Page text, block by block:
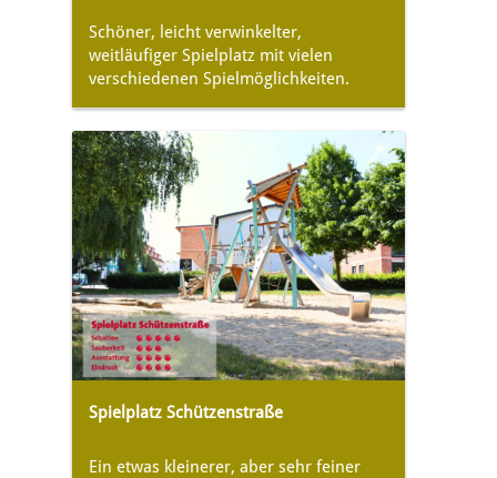
Schöner, leicht verwinkelter,
weitläufiger Spielplatz mit vielen
verschiedenen Spielmöglichkeiten.
Spielplatz Schützenstraße
Ein etwas kleinerer, aber sehr feiner